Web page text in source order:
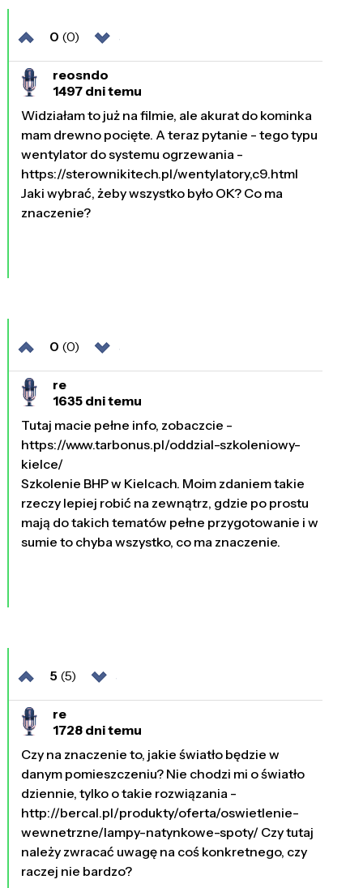
0 (0)
reosndo
1497 dni temu
Widziałam to już na filmie, ale akurat do kominka
mam drewno pocięte. A teraz pytanie - tego typu
wentylator do systemu ogrzewania -
https://sterownikitech.pl/wentylatory,c9.html
Jaki wybrać, żeby wszystko było OK? Co ma
znaczenie?
0 (0)
re
1635 dni temu
Tutaj macie pełne info, zobaczcie -
https://www.tarbonus.pl/oddzial-szkoleniowy-
kielce/
Szkolenie BHP w Kielcach. Moim zdaniem takie
rzeczy lepiej robić na zewnątrz, gdzie po prostu
mają do takich tematów pełne przygotowanie i w
sumie to chyba wszystko, co ma znaczenie.
5 (5)
re
1728 dni temu
Czy na znaczenie to, jakie światło będzie w
danym pomieszczeniu? Nie chodzi mi o światło
dziennie, tylko o takie rozwiązania -
http://bercal.pl/produkty/oferta/oswietlenie-
wewnetrzne/lampy-natynkowe-spoty/ Czy tutaj
należy zwracać uwagę na coś konkretnego, czy
raczej nie bardzo?